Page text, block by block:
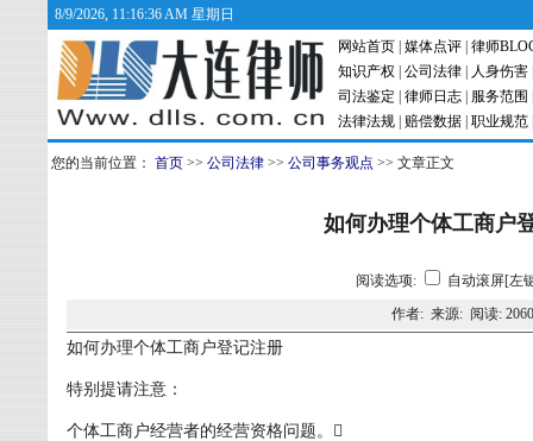
8/9/2026, 11:16:37 AM 星期日
网站首页 媒体点评 律师
知识产权
公司法律 人身伤害
司法鉴定
律师日志 服务范围
法律法规
赔偿数据 职业规范
您的当前位置： 首页 >> 公司法律 >> 公司事务观点 >> 文章正文
如何办理个体工商户
阅读选项:
自动滚屏[左
作者: 来源: 阅读: 2060
如何办理个体工商户登记注册
特别提请注意：
个体工商户经营者的经营资格问题。